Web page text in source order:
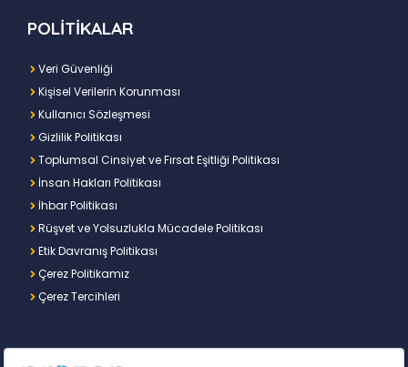
POLİTİKALAR
Veri Güvenliği
Kişisel Verilerin Korunması
Kullanıcı Sözleşmesi
Gizlilik Politikası
Toplumsal Cinsiyet ve Fırsat Eşitliği Politikası
İnsan Hakları Politikası
İhbar Politikası
Rüşvet ve Yolsuzlukla Mücadele Politikası
Etik Davranış Politikası
Çerez Politikamız
Çerez Tercihleri